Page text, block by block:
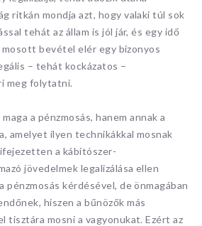
ritkán mondja azt, hogy valaki túl sok
tehát az állam is jól jár, és egy idő
bevétel elér egy bizonyos
– tehát kockázatos –
meg folytatni.
a pénzmosás, hanem annak a
amelyet ilyen technikákkal mosnak
a kábítószer-
jövedelmek legalizálása ellen
pénzmosás kérdésével, de önmagában
hiszen a bűnözők más
tisztára mosni a vagyonukat. Ezért az